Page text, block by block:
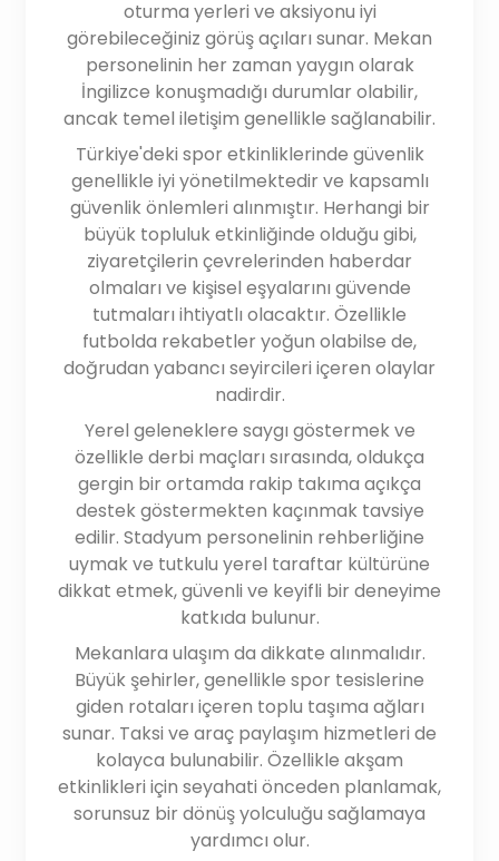
oturma yerleri ve aksiyonu iyi
görebileceğiniz görüş açıları sunar. Mekan
personelinin her zaman yaygın olarak
İngilizce konuşmadığı durumlar olabilir,
ancak temel iletişim genellikle sağlanabilir.
Türkiye'deki spor etkinliklerinde güvenlik
genellikle iyi yönetilmektedir ve kapsamlı
güvenlik önlemleri alınmıştır. Herhangi bir
büyük topluluk etkinliğinde olduğu gibi,
ziyaretçilerin çevrelerinden haberdar
olmaları ve kişisel eşyalarını güvende
tutmaları ihtiyatlı olacaktır. Özellikle
futbolda rekabetler yoğun olabilse de,
doğrudan yabancı seyircileri içeren olaylar
nadirdir.
Yerel geleneklere saygı göstermek ve
özellikle derbi maçları sırasında, oldukça
gergin bir ortamda rakip takıma açıkça
destek göstermekten kaçınmak tavsiye
edilir. Stadyum personelinin rehberliğine
uymak ve tutkulu yerel taraftar kültürüne
dikkat etmek, güvenli ve keyifli bir deneyime
katkıda bulunur.
Mekanlara ulaşım da dikkate alınmalıdır.
Büyük şehirler, genellikle spor tesislerine
giden rotaları içeren toplu taşıma ağları
sunar. Taksi ve araç paylaşım hizmetleri de
kolayca bulunabilir. Özellikle akşam
etkinlikleri için seyahati önceden planlamak,
sorunsuz bir dönüş yolculuğu sağlamaya
yardımcı olur.